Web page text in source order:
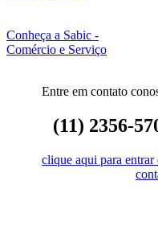
Conheça a Sabic -
Comércio e Serviço
Entre em contato
(11) 2356-
clique aqui para entrar